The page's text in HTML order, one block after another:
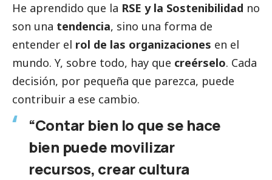
He aprendido que la RSE y la Sostenibilidad no
son una tendencia, sino una forma de
entender el rol de las organizaciones en el
mundo. Y, sobre todo, hay que creérselo. Cada
decisión, por pequeña que parezca, puede
contribuir a ese cambio.
“Contar bien lo que se hace
bien puede movilizar
recursos, crear cultura